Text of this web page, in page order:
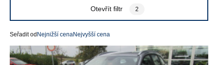
Otevřít filtr 2
Seřadit od Nejnižší cenaNejvyšší cena